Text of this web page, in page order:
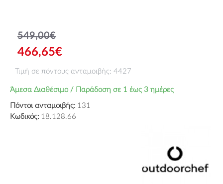
Άμεσα Διαθέσιμο / Παράδοση σε 1 έως 3 ημέρες
Πόντοι ανταμοιβής: 131
Κωδικός: 18.128.66
466,65€
549,00€
Τιμή σε πόντους ανταμοιβής: 4427